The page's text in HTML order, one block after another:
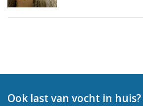
Ook last van vocht in huis?